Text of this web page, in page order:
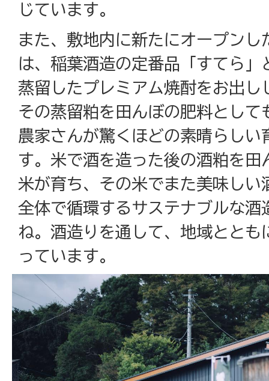
じています。
また、敷地内に新たにオープンし
は、稲葉酒造の定番品「すてら」
蒸留したプレミアム焼酎をお出し
その蒸留粕を田んぼの肥料として
農家さんが驚くほどの素晴らしい
す。米で酒を造った後の酒粕を田
米が育ち、その米でまた美味しい
全体で循環するサステナブルな酒
ね。酒造りを通して、地域ととも
っています。